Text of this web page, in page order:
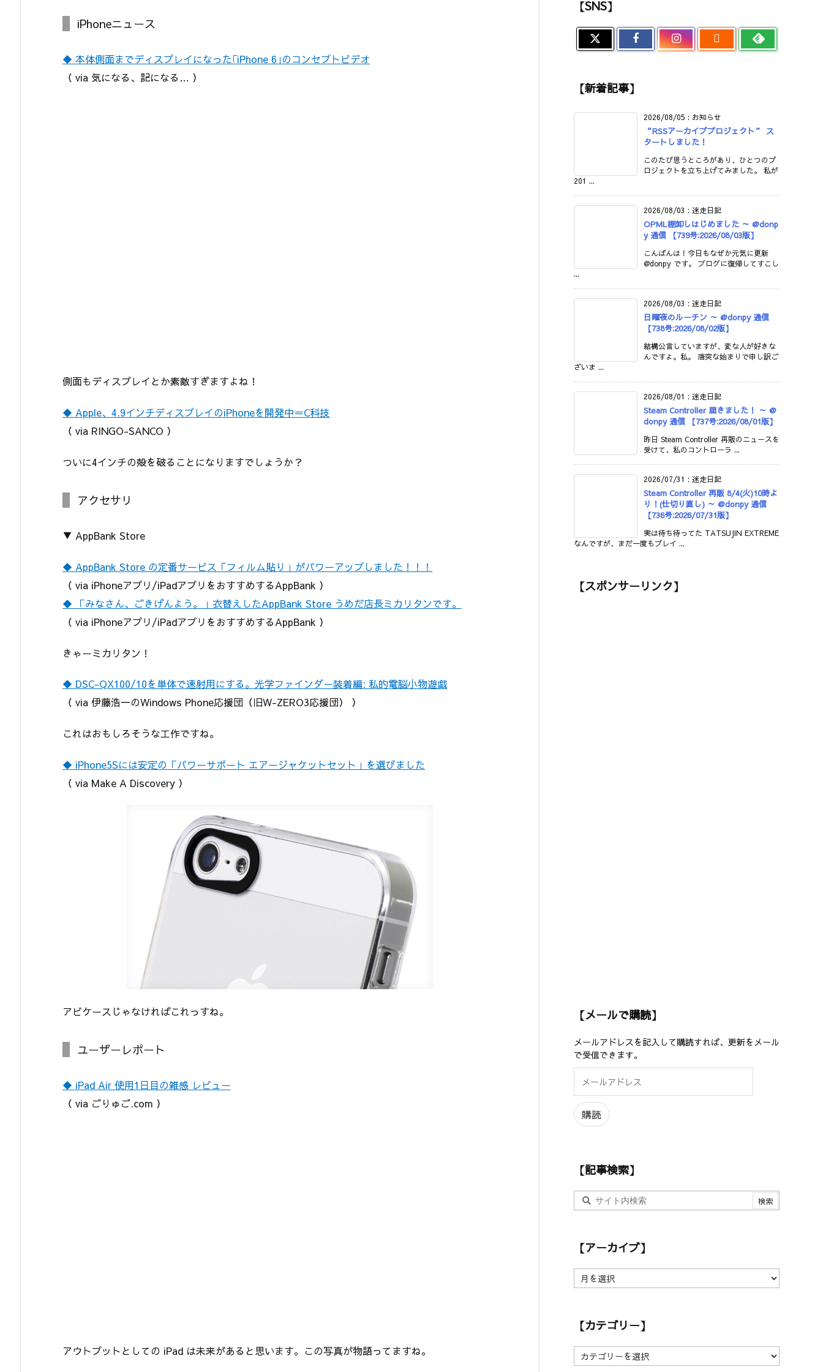
iPhoneニュース
◆ 本体側面までディスプレイになった｢iPhone 6｣のコンセプトビデオ
（ via 気になる、記になる… ）
側面もディスプレイとか素敵すぎますよね！
◆ Apple、4.9インチディスプレイのiPhoneを開発中＝C科技
（ via RINGO-SANCO ）
ついに4インチの殻を破ることになりますでしょうか？
アクセサリ
▼ AppBank Store
◆ AppBank Store の定番サービス「フィルム貼り」がパワーアップしました！！！
（ via iPhoneアプリ/iPadアプリをおすすめするAppBank ）
◆ 「みなさん、ごきげんよう。」衣替えしたAppBank Store うめだ店長ミカリタンです。
（ via iPhoneアプリ/iPadアプリをおすすめするAppBank ）
きゃーミカリタン！
◆ DSC-QX100/10を単体で速射用にする。光学ファインダー装着編: 私的電脳小物遊戯
（ via 伊藤浩一のWindows Phone応援団（旧W-ZERO3応援団） ）
これはおもしろそうな工作ですね。
◆ iPhone5Sには安定の「パワーサポート エアージャケットセット」を選びました
（ via Make A Discovery ）
アビケースじゃなければこれっすね。
ユーザーレポート
◆ iPad Air 使用1日目の雑感 レビュー
（ via ごりゅご.com ）
アウトプットとしての iPad は未来があると思います。この写真が物語ってますね。
【SNS】

【新着記事】
2026/08/05 : お知らせ
“RSSアーカイブプロジェクト” ス
タートしました！
このたび思うところがあり、ひとつのプ
ロジェクトを立ち上げてみました。 私が
201 ...
2026/08/03 : 迷走日記
OPML棚卸しはじめました ～ @donp
y 通信 【739号:2026/08/03版】
こんばんは！今日もなぜか元気に更新
@donpy です。 ブログに復帰してすこし
...
2026/08/03 : 迷走日記
日曜夜のルーチン ～ @donpy 通信
【738号:2026/08/02版】
結構公言していますが、変な人が好きな
んですよ。私。 唐突な始まりで申し訳ご
ざいま ...
2026/08/01 : 迷走日記
Steam Controller 届きました！ ～ @
donpy 通信 【737号:2026/08/01版】
昨日 Steam Controller 再販のニュースを
受けて、私のコントローラ ...
2026/07/31 : 迷走日記
Steam Controller 再販 8/4(火)10時よ
り！(仕切り直し) ～ @donpy 通信
【736号:2026/07/31版】
実は待ち待ってた TATSUJIN EXTREME
なんですが、まだ一度もプレイ ...
【スポンサーリンク】
【メールで購読】
メールアドレスを記入して購読すれば、更新をメール
で受信できます。
ル
ア
ド
購読
【記事検索】
【アーカイブ】
ア
イ
】
【カテゴリー】
【
カ